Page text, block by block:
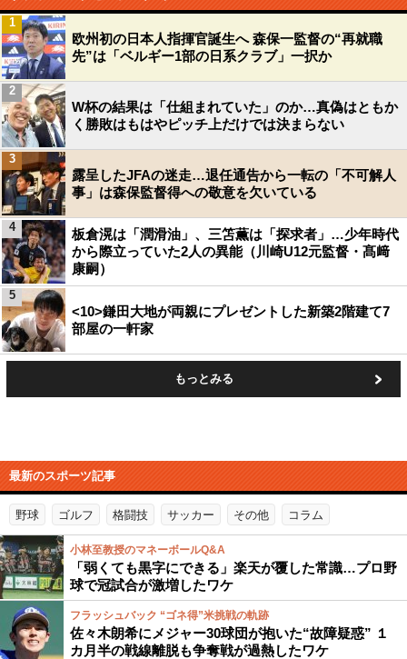
欧州初の日本人指揮官誕生へ 森保一監督の“再就職
先”は「ベルギー1部の日系クラブ」一択か
1
W杯の結果は「仕組まれていた」のか…真偽はともか
く勝敗はもはやピッチ上だけでは決まらない
2
露呈したJFAの迷走…退任通告から一転の「不可解人
事」は森保監督得への敬意を欠いている
3
板倉滉は「潤滑油」、三笘薫は「探求者」…少年時代
から際立っていた2人の異能（川崎U12元監督・髙﨑
康嗣）
4
<10>鎌田大地が両親にプレゼントした新築2階建て7
部屋の一軒家
5
もっとみる
最新のスポーツ記事
野球 ゴルフ 格闘技 サッカー その他 コラム
小林至教授のマネーボールQ&A
「弱くても黒字にできる」楽天が覆した常識…プロ野
球で冠試合が激増したワケ
フラッシュバック “ゴネ得”米挑戦の軌跡
佐々木朗希にメジャー30球団が抱いた“故障疑惑” １
カ月半の戦線離脱も争奪戦が過熱したワケ